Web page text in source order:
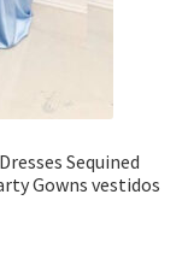
Sequined
Gowns vestidos